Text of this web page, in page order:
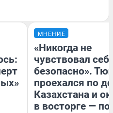
МНЕНИЕ
«Никогда не
чувствовал
безопасно».
проехался по
Казахстана и
в восторге —